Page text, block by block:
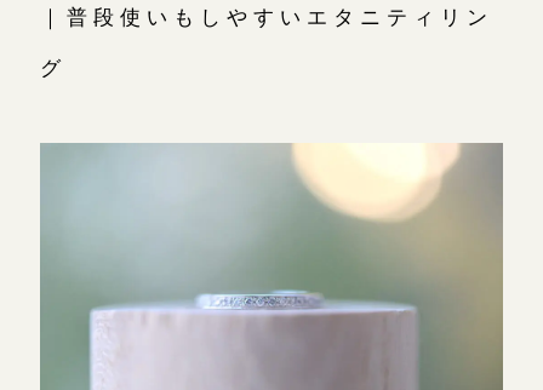
｜普段使いもしやすいエタニティリン
グ